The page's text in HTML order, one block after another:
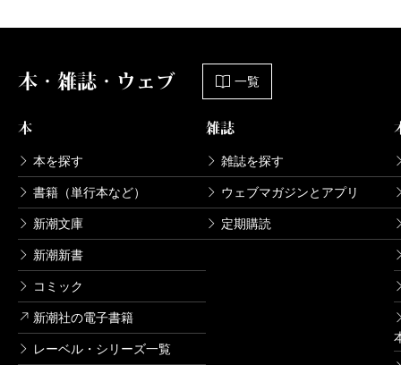
本・雑誌・ウェブ 一覧
本
本を探す
書籍（単行本など）
新潮文庫
新潮新書
コミック
新潮社の電子書籍
レーベル・シリーズ一覧
雑誌
雑誌を探す
ウェブマガジンとアプリ
定期購読